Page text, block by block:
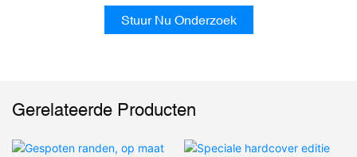
Stuur Nu Onderzoek
Gerelateerde Producten